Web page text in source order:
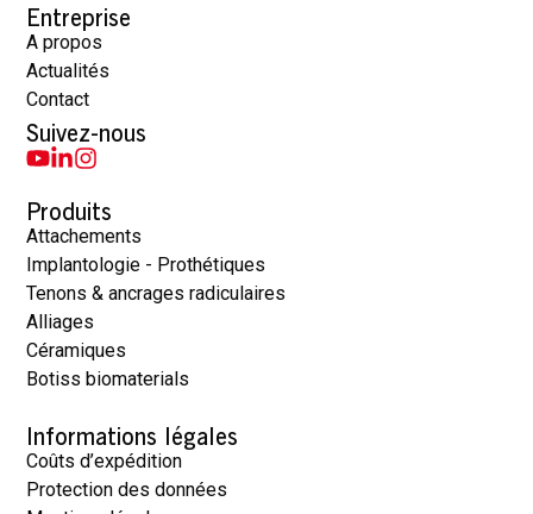
Entreprise
A propos
Actualités
Contact
Suivez-nous
Produits
Attachements
Implantologie - Prothétiques
Tenons & ancrages radiculaires
Alliages
Céramiques
Botiss biomaterials
Informations légales
Coûts d’expédition
Protection des données